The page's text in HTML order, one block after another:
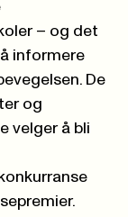
– og det
informere
De
og
velger å bli